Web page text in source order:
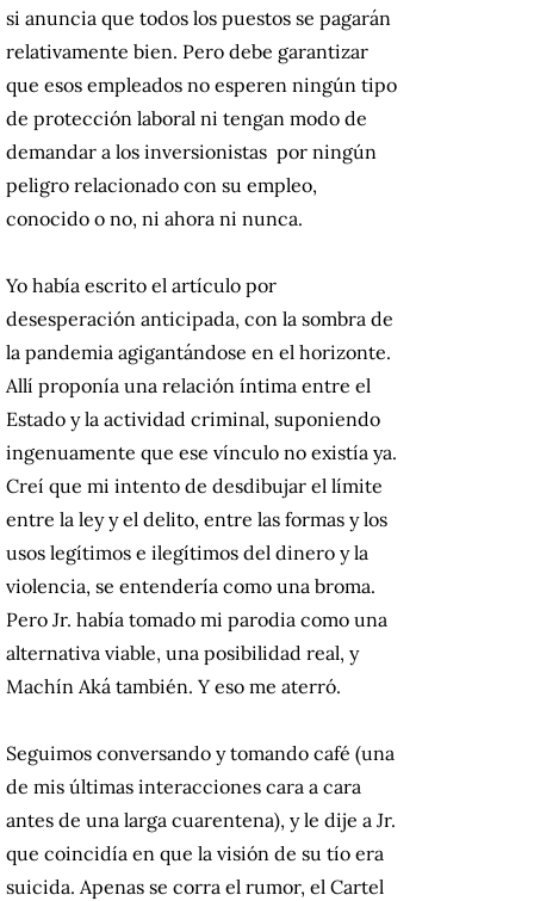
si anuncia que todos los puestos se pagarán
relativamente bien. Pero debe garantizar
que esos empleados no esperen ningún tipo
de protección laboral ni tengan modo de
demandar a los inversionistas por ningún
peligro relacionado con su empleo,
conocido o no, ni ahora ni nunca.
Yo había escrito el artículo por
desesperación anticipada, con la sombra de
la pandemia agigantándose en el horizonte.
Allí proponía una relación íntima entre el
Estado y la actividad criminal, suponiendo
ingenuamente que ese vínculo no existía ya.
Creí que mi intento de desdibujar el límite
entre la ley y el delito, entre las formas y los
usos legítimos e ilegítimos del dinero y la
violencia, se entendería como una broma.
Pero Jr. había tomado mi parodia como una
alternativa viable, una posibilidad real, y
Machín Aká también. Y eso me aterró.
Seguimos conversando y tomando café (una
de mis últimas interacciones cara a cara
antes de una larga cuarentena), y le dije a Jr.
que coincidía en que la visión de su tío era
suicida. Apenas se corra el rumor, el Cartel